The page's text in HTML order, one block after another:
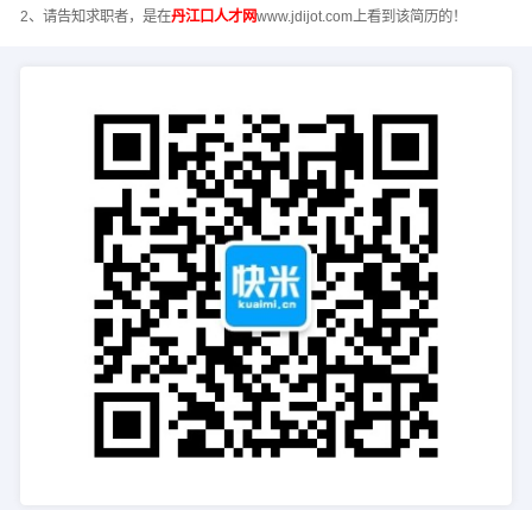
2、请告知求职者，是在丹江口人才网www.jdijot.com上看到该简历的！